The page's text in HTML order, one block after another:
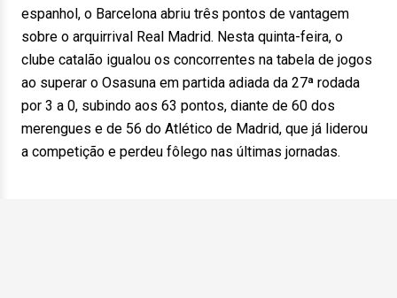
espanhol, o Barcelona abriu três pontos de vantagem
sobre o arquirrival Real Madrid. Nesta quinta-feira, o
clube catalão igualou os concorrentes na tabela de jogos
ao superar o Osasuna em partida adiada da 27ª rodada
por 3 a 0, subindo aos 63 pontos, diante de 60 dos
merengues e de 56 do Atlético de Madrid, que já liderou
a competição e perdeu fôlego nas últimas jornadas.